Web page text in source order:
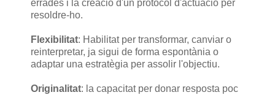
errades i la creació d'un protocol d'actuació per
resoldre-ho.
Flexibilitat: Habilitat per transformar, canviar o
reinterpretar, ja sigui de forma espontània o
adaptar una estratègia per assolir l'objectiu.
Originalitat: la capacitat per donar resposta poc